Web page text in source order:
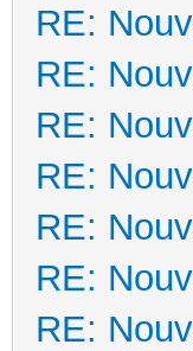
RE:
RE:
RE:
RE:
RE:
RE:
RE: